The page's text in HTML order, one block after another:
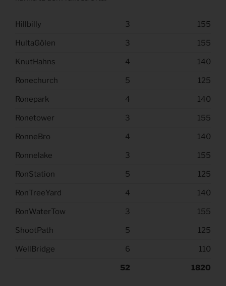
Hillbilly 3 155
HultaGölen 3 155
KnutHahns 4 140
Ronechurch 5 125
Ronepark 4 140
Ronetower 3 155
RonneBro 4 140
Ronnelake 3 155
RonStation 5 125
RonTreeYard 4 140
RonWaterTow 3 155
ShootPath 5 125
WellBridge 6 110
52 1820